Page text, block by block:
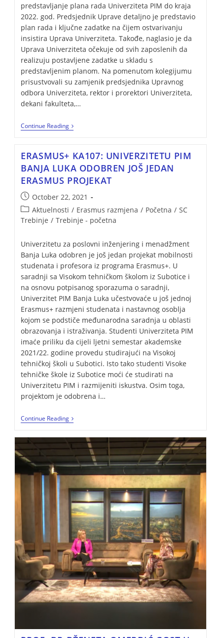
predstavljanje plana rada Univerziteta PIM do kraja
2022. god. Predsjednik Uprave detaljno je predstavio
plan rada i ključne zadatke na čijem ostvarivanju
insistira Uprava Univerziteta. Takođe, naglasio je da
Uprava Univerziteta očekuje od svih zaposlenih da
realizuju postavljene zadatke u skladu s
predstavljenim planom. Na pomenutom kolegijumu
prisustvovali su zamjenik predsjednika Upravnog
odbora Univerziteta, rektor i prorektori Univerziteta,
dekani fakulteta,…
Continue Reading
ERASMUS+ KA107: UNIVERZITETU PIM
BANJA LUKA ODOBREN JOŠ JEDAN
ERASMUS PROJEKAT
October 22, 2021
Aktuelnosti / Erasmus razmjena / Početna / SC
Trebinje / Trebinje - početna
Univerzitetu za poslovni inženjering i menadžment
Banja Luka odobren je još jedan projekat mobilnosti
studenata i profesora iz programa Erasmus+. U
saradnji sa Visokom tehničkom školom iz Subotice i
na osnovu potpisanog sporazuma o saradnji,
Univerzitet PIM Banja Luka učestvovaće u još jednoj
Erasmus+ razmjeni studenata i nastavnog osoblja
kojom se podstiče međunarodna saradnja u oblasti
obrazovanja i istraživanja. Studenti Univerziteta PIM
imaće priliku da cijeli ljetni semestar akademske
2021/22. godine provedu studirajući na Visokoj
tehničkoj školi u Subotici. Isto tako studenti Visoke
tehničke škole iz Subotice moći će studirati na
Univerzitetu PIM i razmijeniti iskustva. Osim toga,
projektom je odobrena i…
Continue Reading